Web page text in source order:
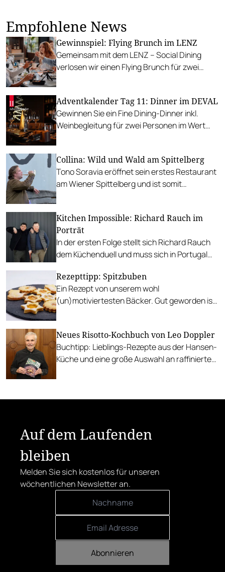
Empfohlene News
Gewinnspiel: Flying Brunch im LENZ
Gemeinsam mit dem LENZ – Social Dining
verlosen wir einen Flying Brunch für zwei
Adventkalender Tag 11: Dinner im DEVAL
Gewinnen Sie ein Fine Dining-Dinner inkl.
Weinbegleitung für zwei Personen im Wert
Collina: Wild und Wald am Spittelberg
Tono Soravia eröffnet sein erstes Restaurant
am Wiener Spittelberg und ist somit
Kitchen Impossible: Richard Rauch im
Porträt
In der ersten Folge stellt sich Richard Rauch
dem Küchenduell und muss sich in Portugal
Spitzenkoch vor.
Rezepttipp: Spitzbuben
Ein Rezept von unserem wohl
(un)motiviertesten Bäcker. Gut geworden ist
Neues Risotto-Kochbuch von Leo Doppler
Buchtipp: Lieblings-Rezepte aus der Hansen-
Küche und eine große Auswahl an raffinierten
Auf dem Laufenden
bleiben
Melden Sie sich kostenlos für unseren
wöchentlichen Newsletter an.
Abonnieren